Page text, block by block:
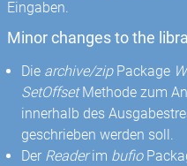
Eingaben.
Minor changes to the
Die archive/zipPackage
SetOffsetMethode zum
innerhalb des
geschrieben werden soll.
Der Readerim bufio